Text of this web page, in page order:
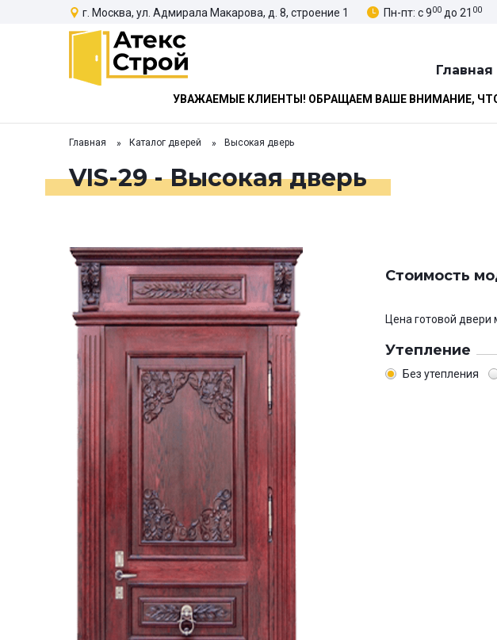
г. Москва, ул. Адмирала Макарова, д. 8, строение 1 Пн-пт: с 900 до 21 00
Главная
УВАЖАЕМЫЕ КЛИЕНТЫ! ОБРАЩАЕМ ВАШЕ ВНИМАНИЕ,
Главная Каталог дверей Высокая дверь
VIS-29 - Высокая дверь
Стоимость
Цена готовой двери
Утепление
Без утепления